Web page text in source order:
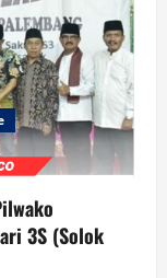
3S (Solok